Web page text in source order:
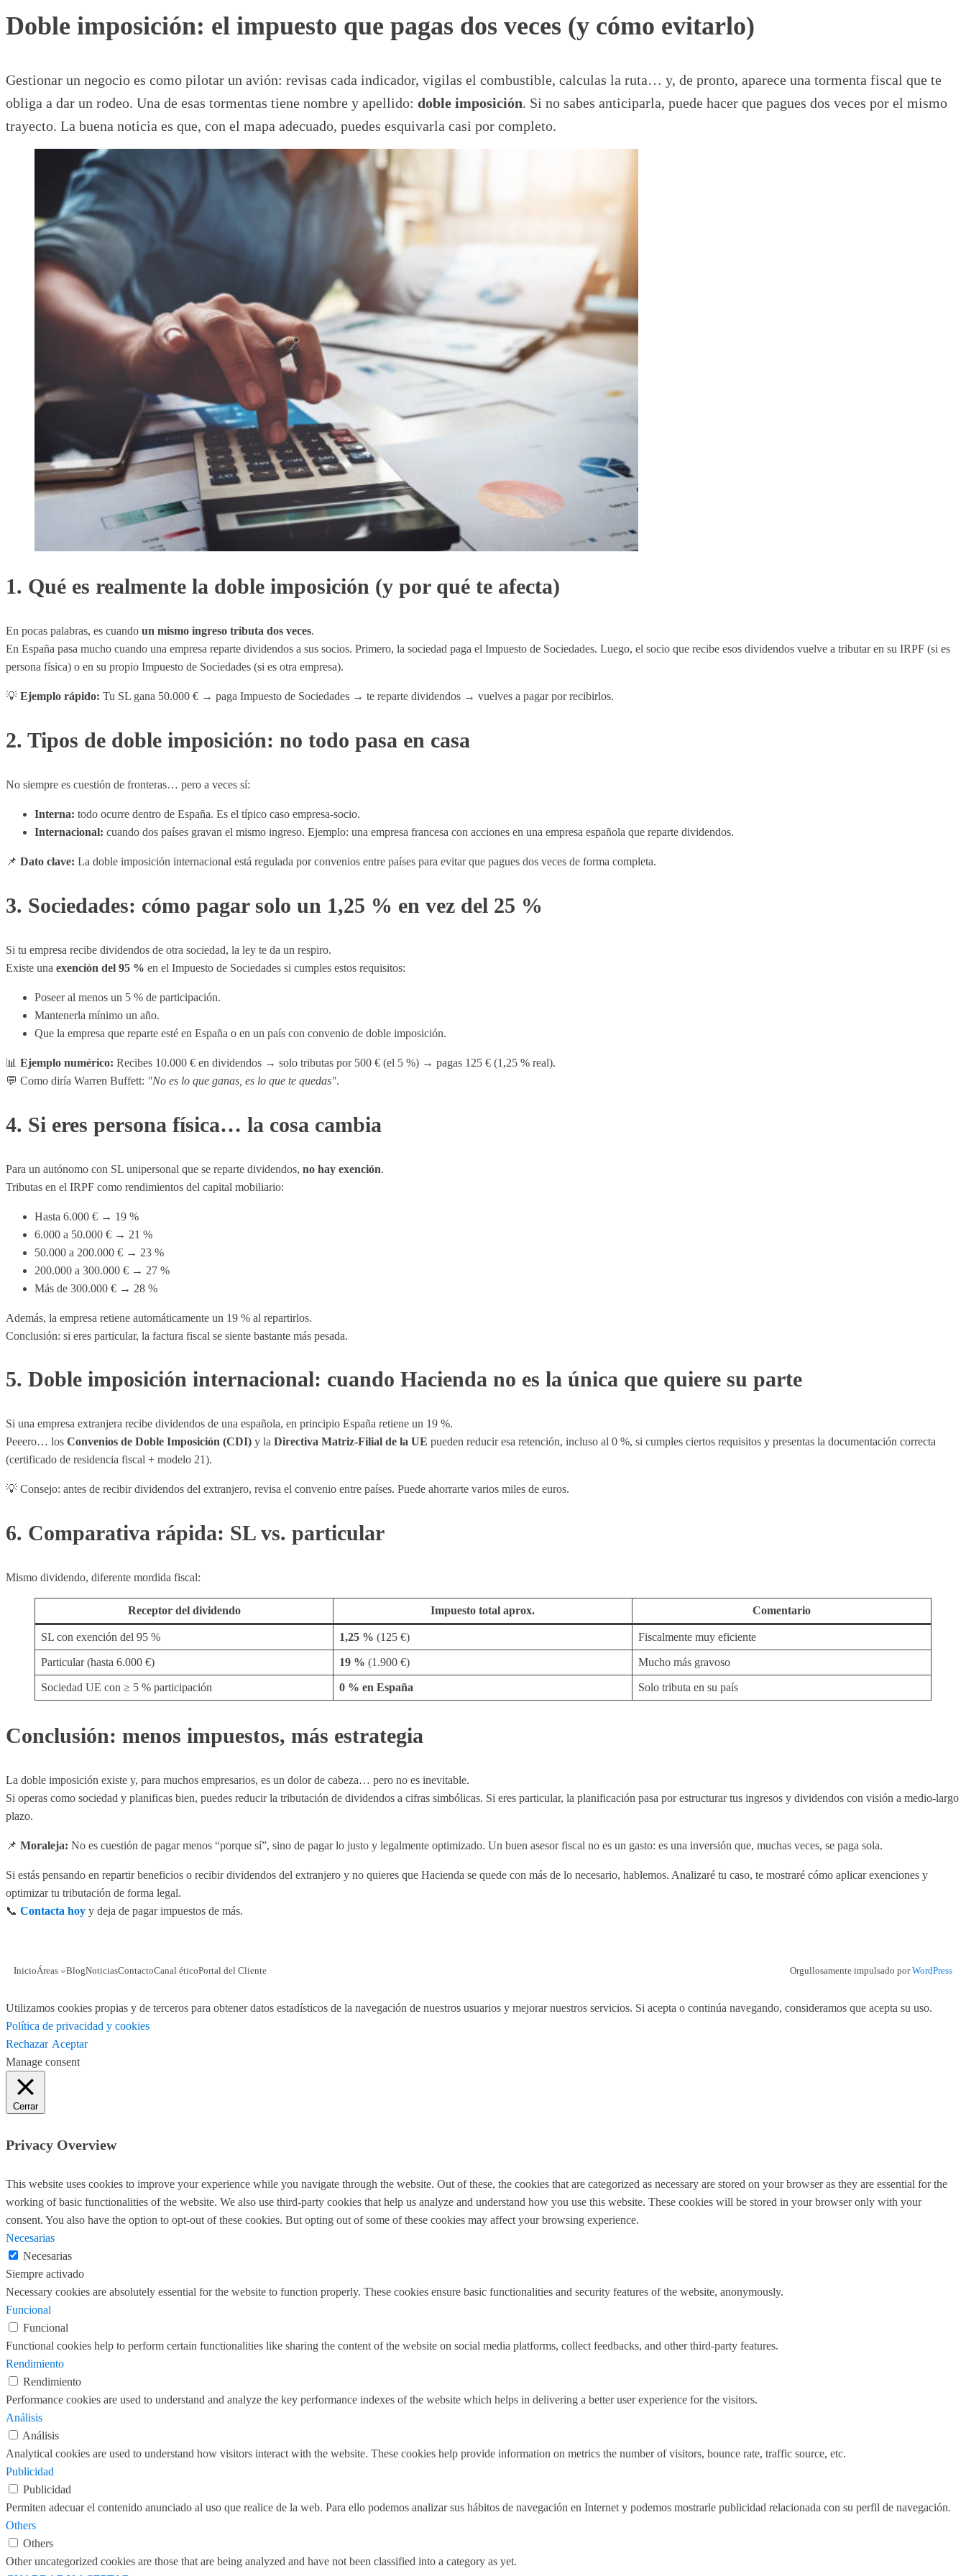
Doble imposición: el impuesto que pagas dos veces (y cómo evitarlo)
Gestionar un negocio es como pilotar un avión: revisas cada indicador, vigilas el combustible, calculas la ruta… y, de pronto, aparece una tormenta fiscal que te
obliga a dar un rodeo. Una de esas tormentas tiene nombre y apellido: doble imposición. Si no sabes anticiparla, puede hacer que pagues dos veces por el mismo
trayecto. La buena noticia es que, con el mapa adecuado, puedes esquivarla casi por completo.
1. Qué es realmente la doble imposición (y por qué te afecta)
En pocas palabras, es cuando un mismo ingreso tributa dos veces.
En España pasa mucho cuando una empresa reparte dividendos a sus socios. Primero, la sociedad paga el Impuesto de Sociedades. Luego, el socio que recibe esos dividendos vuelve a tributar en su IRPF (si es
persona física) o en su propio Impuesto de Sociedades (si es otra empresa).
💡 Ejemplo rápido: Tu SL gana 50.000 € → paga Impuesto de Sociedades → te reparte dividendos → vuelves a pagar por recibirlos.
2. Tipos de doble imposición: no todo pasa en casa
No siempre es cuestión de fronteras… pero a veces sí:
Interna: todo ocurre dentro de España. Es el típico caso empresa-socio.
Internacional: cuando dos países gravan el mismo ingreso. Ejemplo: una empresa francesa con acciones en una empresa española que reparte dividendos.
📌 Dato clave: La doble imposición internacional está regulada por convenios entre países para evitar que pagues dos veces de forma completa.
3. Sociedades: cómo pagar solo un 1,25 % en vez del 25 %
Si tu empresa recibe dividendos de otra sociedad, la ley te da un respiro.
Existe una exención del 95 % en el Impuesto de Sociedades si cumples estos requisitos:
Poseer al menos un 5 % de participación.
Mantenerla mínimo un año.
Que la empresa que reparte esté en España o en un país con convenio de doble imposición.
📊 Ejemplo numérico: Recibes 10.000 € en dividendos → solo tributas por 500 € (el 5 %) → pagas 125 € (1,25 % real).
💬 Como diría Warren Buffett: "No es lo que ganas, es lo que te quedas".
4. Si eres persona física… la cosa cambia
Para un autónomo con SL unipersonal que se reparte dividendos, no hay exención.
Tributas en el IRPF como rendimientos del capital mobiliario:
Hasta 6.000 € → 19 %
6.000 a 50.000 € → 21 %
50.000 a 200.000 € → 23 %
200.000 a 300.000 € → 27 %
Más de 300.000 € → 28 %
Además, la empresa retiene automáticamente un 19 % al repartirlos.
Conclusión: si eres particular, la factura fiscal se siente bastante más pesada.
5. Doble imposición internacional: cuando Hacienda no es la única que quiere su parte
Si una empresa extranjera recibe dividendos de una española, en principio España retiene un 19 %.
Peeero… los Convenios de Doble Imposición (CDI) y la Directiva Matriz-Filial de la UE pueden reducir esa retención, incluso al 0 %, si cumples ciertos requisitos y presentas la documentación correcta
(certificado de residencia fiscal + modelo 21).
💡 Consejo: antes de recibir dividendos del extranjero, revisa el convenio entre países. Puede ahorrarte varios miles de euros.
6. Comparativa rápida: SL vs. particular
Mismo dividendo, diferente mordida fiscal:
Receptor del dividendo Impuesto total aprox. Comentario
SL con exención del 95 % 1,25 % (125 €) Fiscalmente muy eficiente
Particular (hasta 6.000 €) 19 % (1.900 €) Mucho más gravoso
Sociedad UE con ≥ 5 % participación 0 % en España Solo tributa en su país
Conclusión: menos impuestos, más estrategia
La doble imposición existe y, para muchos empresarios, es un dolor de cabeza… pero no es inevitable.
Si operas como sociedad y planificas bien, puedes reducir la tributación de dividendos a cifras simbólicas. Si eres particular, la planificación pasa por estructurar tus ingresos y dividendos con visión a medio-largo
plazo.
📌 Moraleja: No es cuestión de pagar menos “porque sí”, sino de pagar lo justo y legalmente optimizado. Un buen asesor fiscal no es un gasto: es una inversión que, muchas veces, se paga sola.
Si estás pensando en repartir beneficios o recibir dividendos del extranjero y no quieres que Hacienda se quede con más de lo necesario, hablemos. Analizaré tu caso, te mostraré cómo aplicar exenciones y
optimizar tu tributación de forma legal.
📞 Contacta hoy y deja de pagar impuestos de más.
InicioÁreas BlogNoticiasContactoCanal éticoPortal del Cliente Orgullosamente impulsado porWordPress
Utilizamos cookies propias y de terceros para obtener datos estadísticos de la navegación de nuestros usuarios y mejorar nuestros servicios. Si acepta o continúa navegando, consideramos que acepta su uso.
Política de privacidad y cookies
Rechazar Aceptar
Manage consent
Cerrar
Privacy Overview
This website uses cookies to improve your experience while you navigate through the website. Out of these, the cookies that are categorized as necessary are stored on your browser as they are essential for the
working of basic functionalities of the website. We also use third-party cookies that help us analyze and understand how you use this website. These cookies will be stored in your browser only with your
consent. You also have the option to opt-out of these cookies. But opting out of some of these cookies may affect your browsing experience.
Necesarias
Necesarias
Siempre activado
Necessary cookies are absolutely essential for the website to function properly. These cookies ensure basic functionalities and security features of the website, anonymously.
Funcional
Funcional
Functional cookies help to perform certain functionalities like sharing the content of the website on social media platforms, collect feedbacks, and other third-party features.
Rendimiento
Rendimiento
Performance cookies are used to understand and analyze the key performance indexes of the website which helps in delivering a better user experience for the visitors.
Análisis
Análisis
Analytical cookies are used to understand how visitors interact with the website. These cookies help provide information on metrics the number of visitors, bounce rate, traffic source, etc.
Publicidad
Publicidad
Permiten adecuar el contenido anunciado al uso que realice de la web. Para ello podemos analizar sus hábitos de navegación en Internet y podemos mostrarle publicidad relacionada con su perfil de navegación.
Others
Others
Other uncategorized cookies are those that are being analyzed and have not been classified into a category as yet.